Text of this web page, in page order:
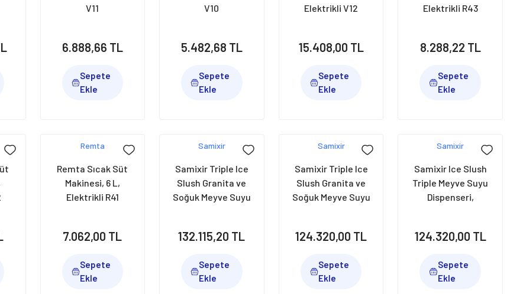
V11
6.888,66 TL
Sepete
Ekle
V10
5.482,68 TL
Sepete
Ekle
Elektrikli V12
15.408,00 TL
Sepete
Ekle
Elektrikli R43
8.288,22 TL
Sepete
Ekle
Remta
Remta Sıcak Süt
Makinesi, 6 L,
Elektrikli R41
7.062,00 TL
Sepete
Ekle
Samixir
Samixir Triple Ice
Slush Granita ve
Soğuk Meyve Suyu
SLUSH36.I
132.115,20 TL
Sepete
Ekle
Samixir
Samixir Triple Ice
Slush Granita ve
Soğuk Meyve Suyu
SLUSH36.B
124.320,00 TL
Sepete
Ekle
Samixir
Samixir Ice Slush
Triple Meyve Suyu
Dispenseri,
124.320,00 TL
Sepete
Ekle